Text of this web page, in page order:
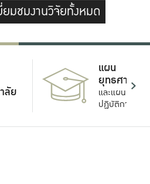
ยมชมงานวิจัยทั้งหมด
ลัย
แผน
ยุทธศาสตร์
และแผน
ปฏิบัติการ